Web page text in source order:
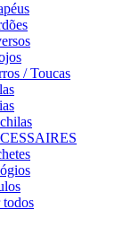
/ Toucas
todos